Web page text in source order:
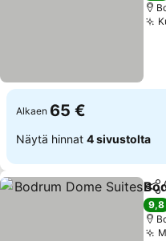
Alkaen 65 €
Näytä hinnat 4 sivustolta
Jaa
9,8